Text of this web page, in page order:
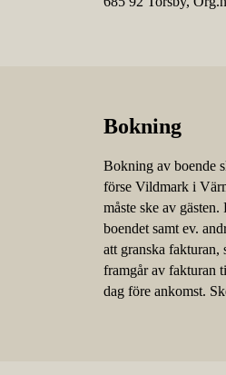
Bokning
Bokning av boende
förse Vildmark i
måste ske av
boendet samt ev.
att granska fakturan,
framgår av fakturan
dag före ankomst.